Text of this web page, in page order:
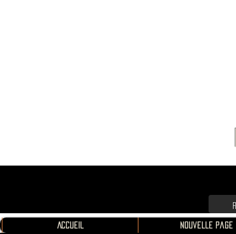
Accueil Nouvelle page